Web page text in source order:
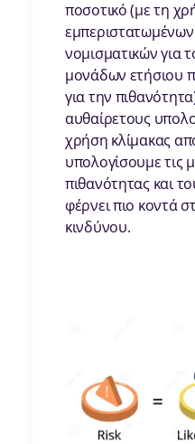
ποσοτικό (με τη
νομισματικών για
μονάδων ετήσιου
για την
αυθαίρετους
χρήση κλίμακας
υπολογίσουμε τις
πιθανότητας και
φέρνει πιο κοντά
κινδύνου.